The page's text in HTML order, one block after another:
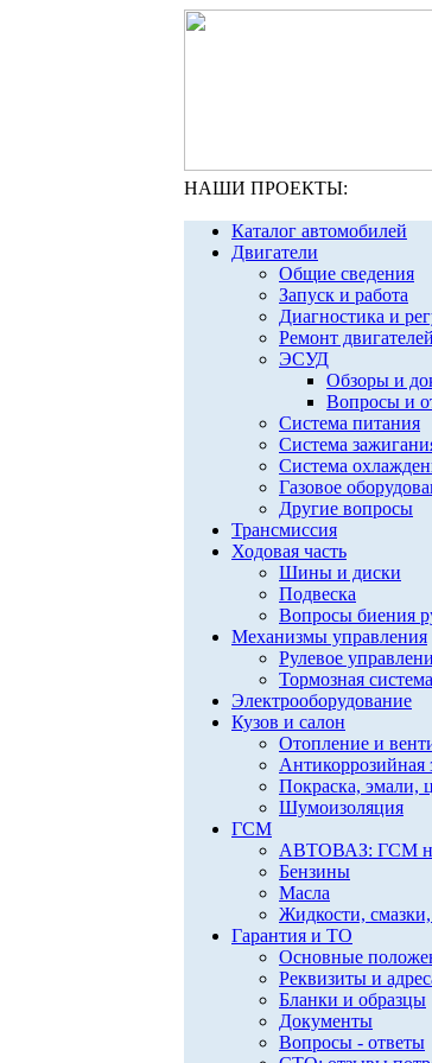
НАШИ ПРОЕКТЫ:
Каталог автомобилей
Двигатели
Общие сведения
Запуск и работа
Диагностика и
Ремонт двигателей
ЭСУД
Обзоры и
Вопросы и
Система питания
Система
Система
Газовое
Другие вопросы
Трансмиссия
Ходовая часть
Шины и диски
Подвеска
Вопросы биения
Механизмы управления
Рулевое
Тормозная система
Электрооборудование
Кузов и салон
Отопление и
Антикоррозийная
Покраска, эмали,
Шумоизоляция
ГСМ
АВТОВАЗ: ГСМ
Бензины
Масла
Жидкости,
Гарантия и ТО
Основные
Реквизиты и
Бланки и образцы
Документы
Вопросы - ответы